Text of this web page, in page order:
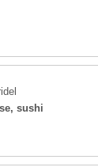
sushi